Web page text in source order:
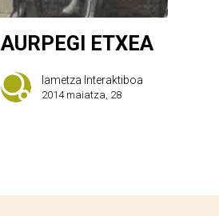
AURPEGI ETXEA
Iametza Interaktiboa
2014 maiatza, 28